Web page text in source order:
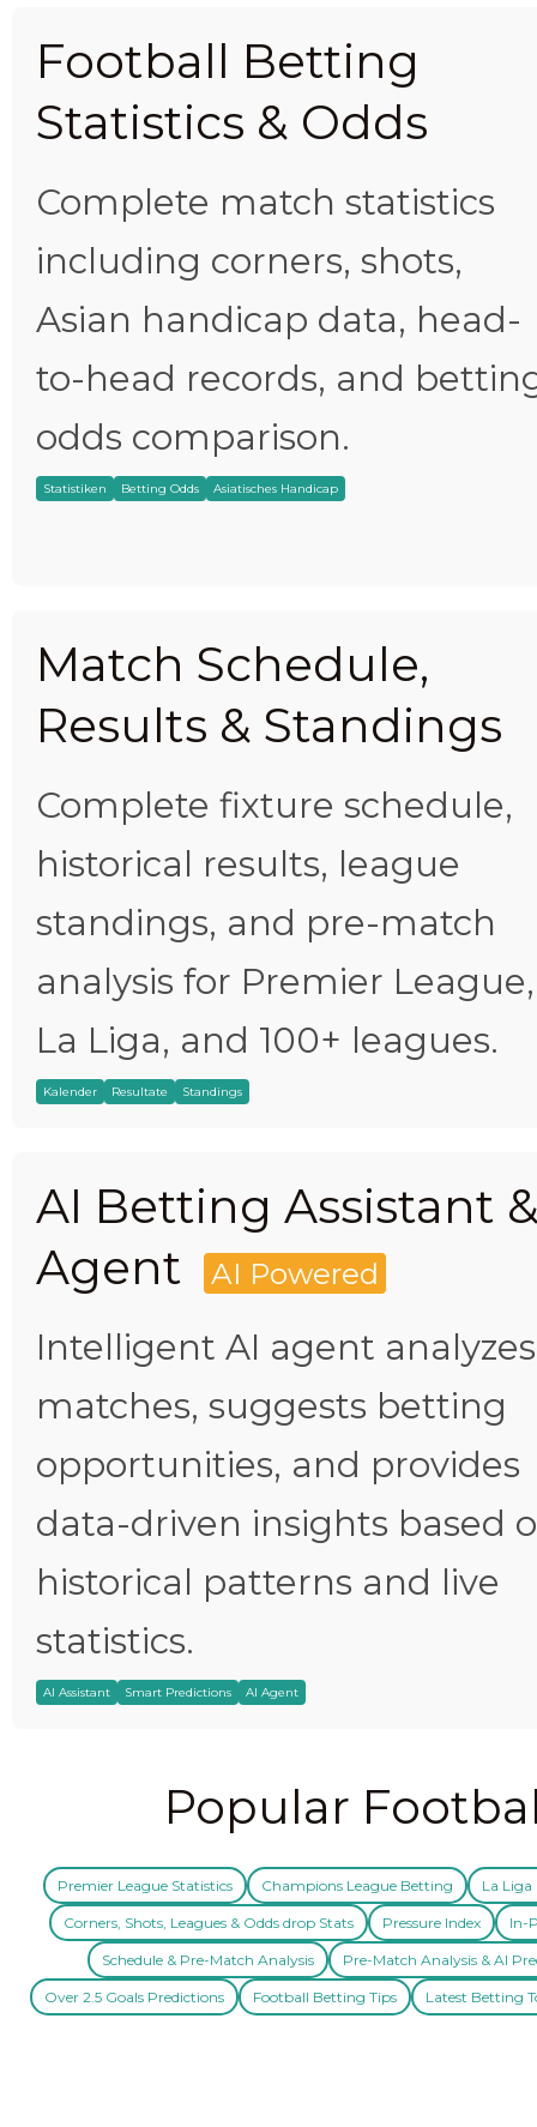
Football Betting
Statistics & Odds
Complete match statistics
including corners, shots,
Asian handicap data, head-
to-head records, and
odds comparison.
Statistiken Betting Odds Asiatisches Handicap
Match Schedule,
Results & Standings
Complete fixture schedule,
historical results, league
standings, and pre-match
analysis for Premier League,
La Liga, and 100+ leagues.
Kalender Resultate Standings
AI Betting Assistant
Agent
AI Powered
Intelligent AI agent analyzes
matches, suggests betting
opportunities, and provides
data-driven insights based
historical patterns and live
statistics.
AI Assistant Smart Predictions AI Agent
Popular
Premier League Statistics Champions League Betting La Liga
Corners, Shots, Leagues & Odds drop Stats Pressure Index In-
Schedule & Pre-Match Analysis Pre-Match Analysis & AI
Over 2.5 Goals Predictions Football Betting Tips Latest Betting